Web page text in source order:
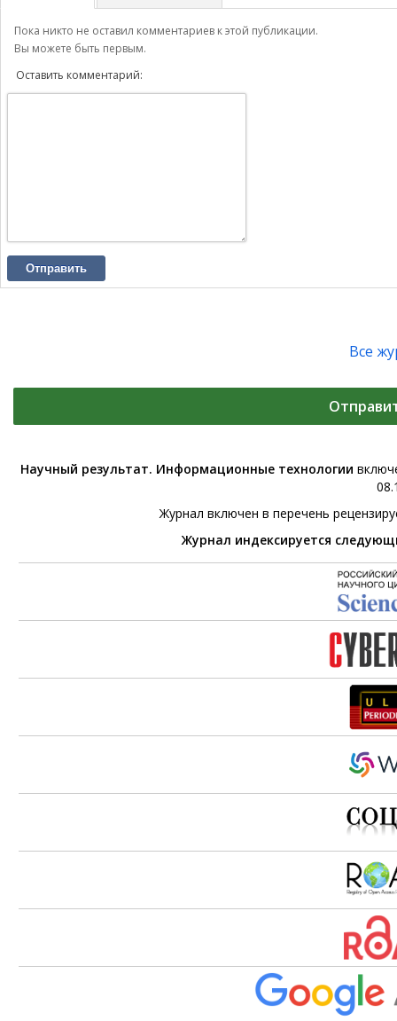
Пока никто не оставил комментариев к этой публикации.
Вы можете быть первым.
Оставить комментарий:
Отправить
Все
Научный результат. Информационные технологии
Журнал включен в перечень
Журнал индексируется